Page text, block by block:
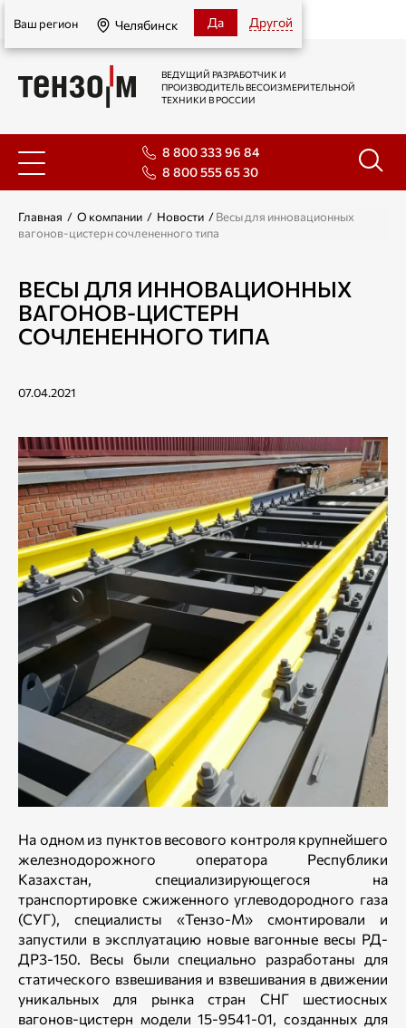
Челябинск
Ваш регион Челябинск Да Другой
ВЕДУЩИЙ РАЗРАБОТЧИК И
ПРОИЗВОДИТЕЛЬ ВЕСОИЗМЕРИТЕЛЬНОЙ
ТЕХНИКИ В РОССИИ
8 800 333 96 84
8 800 555 65 30
Главная / О компании / Новости /Весы для инновационных
вагонов-цистерн сочлененного типа
ВЕСЫ ДЛЯ ИННОВАЦИОННЫХ
ВАГОНОВ-ЦИСТЕРН
СОЧЛЕНЕННОГО ТИПА
07.04.2021
На одном из пунктов весового контроля крупнейшего
железнодорожного оператора Республики
Казахстан, специализирующегося на
транспортировке сжиженного углеводородного газа
(СУГ), специалисты «Тензо-М» смонтировали и
запустили в эксплуатацию новые вагонные весы РД-
ДР3-150. Весы были специально разработаны для
статического взвешивания и взвешивания в движении
уникальных для рынка стран СНГ шестиосных
вагонов-цистерн модели 15-9541-01, созданных для